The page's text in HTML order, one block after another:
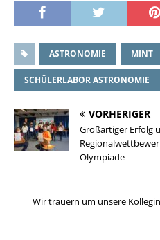
ASTRONOMIE MINT
SCHÜLERLABOR ASTRONOMIE
VORHERIGER
Großartiger Erfolg
Olympiade
Wir trauern um unsere